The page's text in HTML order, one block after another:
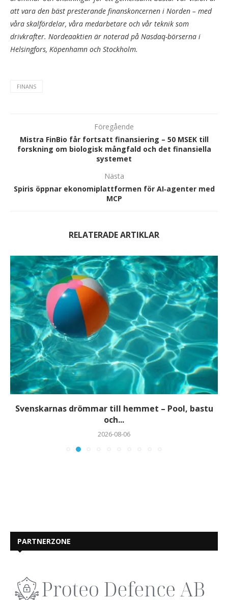
att vara den bäst presterande finanskoncernen i Norden – med
våra skalfördelar, våra medarbetare och vår teknik som
drivkrafter. Nordeaaktien är noterad på Nasdaq-börserna i
Helsingfors, Köpenhamn och Stockholm.
FINANS
Föregående
Mistra FinBio får fortsatt finansiering – 50 MSEK till
forskning om biologisk mångfald och det finansiella
systemet
Nästa
Spiris öppnar ekonomiplattformen för AI‑agenter med
MCP
RELATERADE ARTIKLAR
Svenskarnas drömmar till hemmet – Pool, bastu
och...
2026-08-06
PARTNERZONE